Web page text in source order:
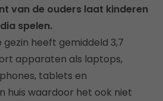
van de ouders laat kinderen
spelen.
gezin heeft gemiddeld 3,7
apparaten als laptops,
tablets en
huis waardoor het ook niet